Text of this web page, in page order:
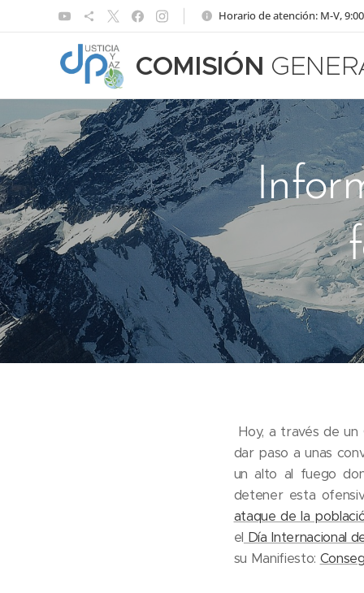
Horario de atención: M-V,
COMISIÓN
Hoy, a través de
dar paso a unas
un alto al fuego
detener esta
ataque de la
el Día Internacional
su Manifiesto: